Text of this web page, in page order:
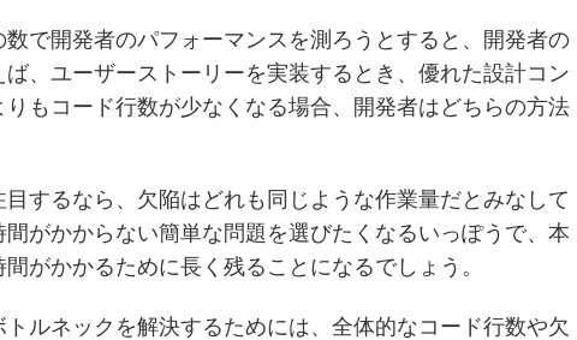
で開発者のパフォーマンスを測ろうとすると、開発者の
、ユーザーストーリーを実装するとき、優れた設計コン
もコード行数が少なくなる場合、開発者はどちらの方法
するなら、欠陥はどれも同じような作業量だとみなして
がかからない簡単な問題を選びたくなるいっぽうで、本
がかかるために長く残ることになるでしょう。
ルネックを解決するためには、全体的なコード行数や欠